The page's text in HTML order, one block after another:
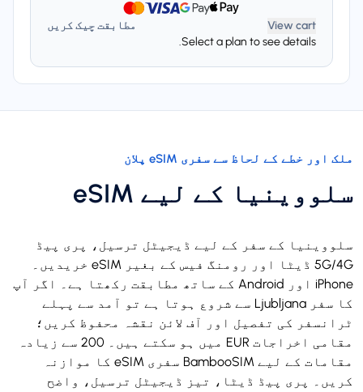
View cart
مطابقت چیک کریں
Select a plan to see details.
ملک اور خطے کے لحاظ سے سفری eSIM پلان
سلووینیا کے لیے eSIM
سلووینیا کے سفر کے لیے ڈیجیٹل ترسیل، پری پیڈ
5G/4G ڈیٹا اور رومنگ فیس کے بغیر eSIM خریدیں۔
iPhone اور Android کے ساتھ مطابقت رکھتا ہے۔ اگر آپ
کا سفر Ljubljana سے شروع ہوتا ہے تو آمد سے پہلے
ٹرانسفر کی تفصیل اور آف لائن نقشہ محفوظ کریں؛
مقامی اخراجات EUR میں ہو سکتے ہیں۔ 200 سے زیادہ
مقامات کے لیے BambooSIM سفری eSIM کا موازنہ
کریں۔ پری پیڈ ڈیٹا، تیز ڈیجیٹل ترسیل، واضح